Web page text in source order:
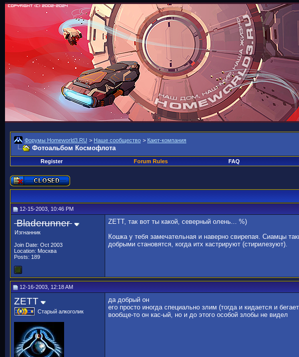
Форумы Homeworld3.RU > Наше сообщество > Кают-компания
Фотоальбом Космофлота
Register Forum Rules FAQ
12-15-2003, 10:46 PM
Bladerunner
Изгнанник
Join Date: Oct 2003
Location: Москва
Posts: 189
ZETT, так вот ты какой, северный олень... %)
Кошка у тебя замечательная и наверно свирепая. Сиамцы
добрыми становятся, когда итх кастрируют (стирилезуют).
12-16-2003, 12:18 AM
ZETT
Старый алкоголик
да добрый он
его просто иногда специально злим (тогда и кидается и
вообще-то он кас-ый, но и до этого особой злобы не видел